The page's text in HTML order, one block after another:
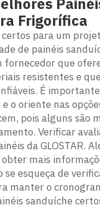
Frigorífica
para um
de painéis
que
resistentes e
É
o oriente nas
pois alguns são
Verificar
da GLOSTAR.
mais
se esqueça de
manter o
sanduíche